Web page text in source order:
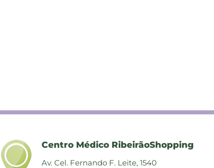
Centro Médico RibeirãoShopping
Av. Cel. Fernando F. Leite, 1540